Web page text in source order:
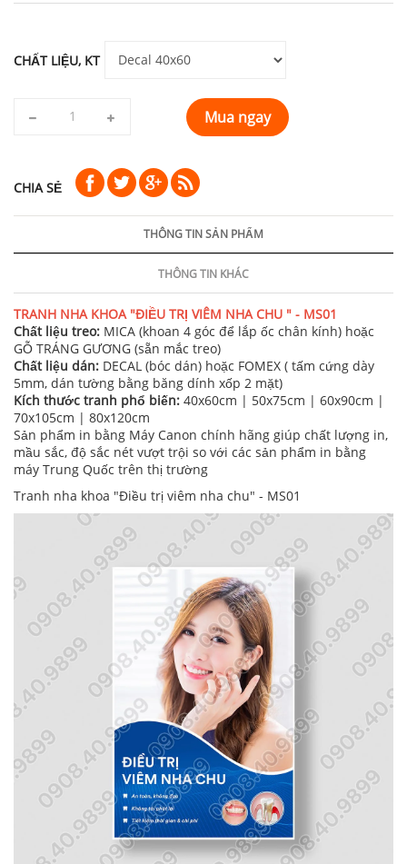
CHẤT LIỆU, KT
Mua ngay
CHIA SẺ
THÔNG TIN SẢN PHẨM
THÔNG TIN KHÁC
TRANH NHA KHOA "ĐIỀU TRỊ VIÊM NHA CHU " - MS01
Chất liệu treo: MICA (khoan 4 góc để lắp ốc chân kính) hoặc
GỖ TRÁNG GƯƠNG (sẵn mắc treo)
Chất liệu dán: DECAL (bóc dán) hoặc FOMEX ( tấm cứng dày
5mm, dán tường bằng băng dính xốp 2 mặt)
Kích thước tranh phổ biến: 40x60cm | 50x75cm | 60x90cm |
70x105cm | 80x120cm
Sản phẩm in bằng Máy Canon chính hãng giúp chất lượng in,
mầu sắc, độ sắc nét vượt trội so với các sản phẩm in bằng
máy Trung Quốc trên thị trường
Tranh nha khoa "Điều trị viêm nha chu" - MS01